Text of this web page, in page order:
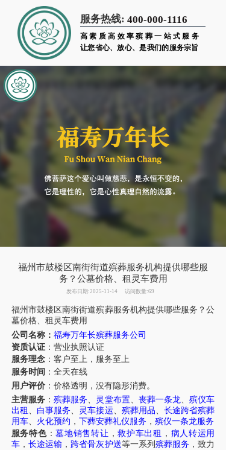
服务热线: 400-000-1116
高素质高效率殡葬一站式服务
让您省心、放心、是我们的服务宗旨
福州市鼓楼区南街街道殡葬服务机构提供哪些服
务？公墓价格、租灵车费用
发布日期:2025-11-14 访问数量:69
福州 市鼓楼区南街街道殡葬服务机构提供哪些服务 ？公
墓价格、 租灵车费用
公司名称： 福寿万年长殡葬服务公司
资质认证：营业执照认证
服务理念：客户至上，服务至上
服务时间 ：全天在线
用户评价： 价格透明，没有隐形消费。
主营服务 ：殡葬服务、 灵堂布置、 丧葬一条龙、殡仪车
出租 、 白事服务、 灵车接运、 殡葬用品、 长途跨省殡葬
用车、 火化预约 ， 下葬安葬礼仪服务 ， 殡仪一条龙服务
服务特色：墓地销售转让 ，救护车出租 ， 病人转运用
车， 长途运输 ，跨省骨灰护送等一系列 殡葬服务 ，致力